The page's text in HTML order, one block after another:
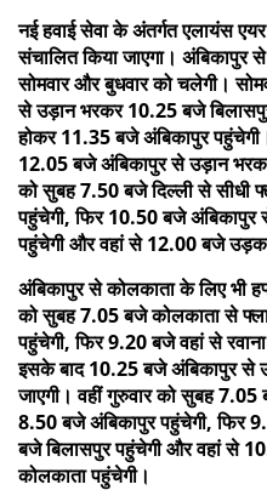
नई हवाई सेवा के अंतर्गत एलायंस एयर
संचालित किया जाएगा। अंबिकापुर
सोमवार और बुधवार को चलेगी।
से उड़ान भरकर 10.25 बजे
होकर 11.35 बजे अंबिकापुर
12.05 बजे अंबिकापुर से उड़ान
को सुबह 7.50 बजे दिल्ली से सीधी
पहुंचेगी, फिर 10.50 बजे
पहुंचेगी और वहां से 12.00 बजे
अंबिकापुर से कोलकाता के लिए भी
को सुबह 7.05 बजे कोलकाता से
पहुंचेगी, फिर 9.20 बजे वहां से
इसके बाद 10.25 बजे अंबिकापुर
जाएगी। वहीं गुरुवार को सुबह
8.50 बजे अंबिकापुर पहुंचेगी, फिर
बजे बिलासपुर पहुंचेगी और वहां से
कोलकाता पहुंचेगी।